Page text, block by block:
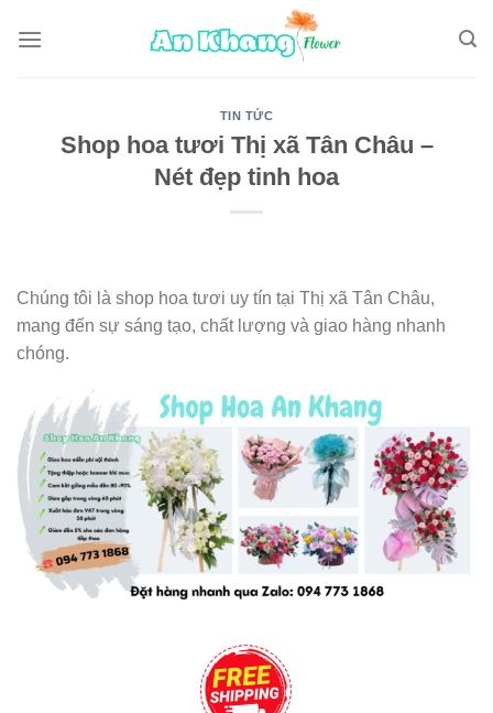
TIN TỨC
Shop hoa tươi Thị xã Tân Châu –
Nét đẹp tinh hoa
Chúng tôi là shop hoa tươi uy tín tại Thị xã Tân Châu,
mang đến sự sáng tạo, chất lượng và giao hàng nhanh
chóng.